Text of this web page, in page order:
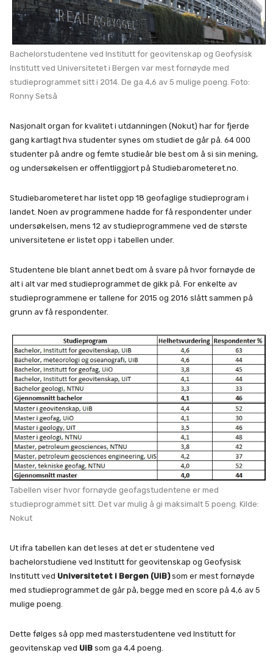
Bachelorstudentene ved Institutt for geovitenskap og Geofysisk
Institutt ved Universitetet i Bergen var mest fornøyde med
studieprogrammet sitt i 2014. De ga 4,6 av 5 mulige poeng. Foto:
Ronny Setså
Nasjonalt organ for kvalitet i utdanningen (Nokut) har for fjerde
gang kartlagt hva studenter synes om studiet de går på. 64 000
studenter på andre og femte studieår ble best om å si sin mening,
og undersøkelsen er offentliggjort på Studiebarometeret.no.
Studiebarometeret har listet opp 18 geofaglige studieprogram i
landet. Noen av programmene hadde for få respondenter under
undersøkelsen, mens 12 av studieprogrammene ved de største
universitetene er listet opp i tabellen under.
Studentene ble blant annet bedt om å svare på hvor fornøyde de
alt i alt var med studieprogrammet de gikk på. For enkelte av
studieprogrammene er tallene for 2015 og 2016 slått sammen på
grunn av få respondenter.
Tabellen viser hvor fornøyde geofagstudentene er med
studieprogrammet sitt. Det var mulig å gi maksimalt 5 poeng. Kilde:
Nokut
Ut ifra tabellen kan det leses at det er studentene ved
bachelorstudiene ved Institutt for geovitenskap og Geofysisk
Institutt ved Universitetet i Bergen (UiB)som er mest fornøyde
med studieprogrammet de går på, begge med en score på 4,6 av 5
mulige poeng.
Dette følges så opp med masterstudentene ved Institutt for
geovitenskap ved UiB som ga 4,4 poeng.